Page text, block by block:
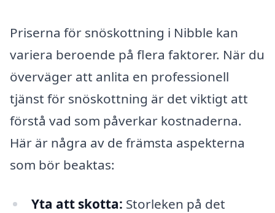
Priserna för snöskottning i Nibble kan
variera beroende på flera faktorer. När du
överväger att anlita en professionell
tjänst för snöskottning är det viktigt att
förstå vad som påverkar kostnaderna.
Här är några av de främsta aspekterna
som bör beaktas:
Yta att skotta: Storleken på det